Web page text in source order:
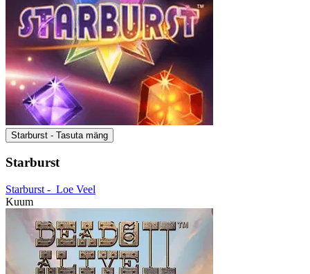
Starburst - Tasuta mäng
Starburst
Starburst - Loe Veel
Kuum